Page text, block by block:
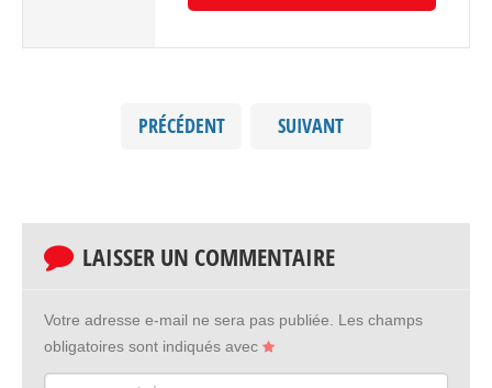
PRÉCÉDENT SUIVANT
LAISSER UN COMMENTAIRE
Votre adresse e-mail ne sera pas publiée.
Les champs
obligatoires sont indiqués avec